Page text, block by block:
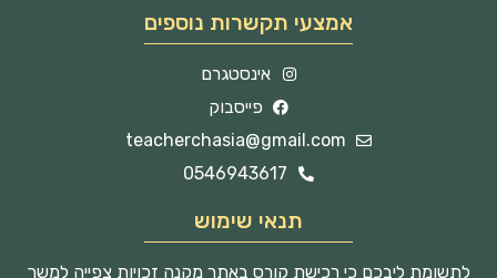
אמצעי תקשרות נוספים
אינסטגרם
פייסבוק
teacherchasia@gmail.com
0546943617
תנאי שימוש
לתשומת ליבכם כי רכישת קורס באתר מקנה זכויות צפייה למשך